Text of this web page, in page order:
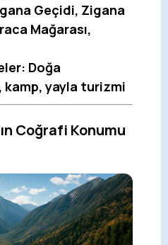
Geçidi, Zigana
Mağarası,
Doğa
kamp, yayla turizmi
Coğrafi Konumu